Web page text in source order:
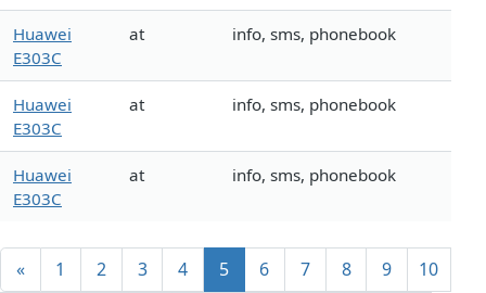
Huawei
E303C
at info, sms, phonebook
Huawei
E303C
at info, sms, phonebook
Huawei
E303C
at info, sms, phonebook
« 1 2 3 4 5 6 7 8 9
10